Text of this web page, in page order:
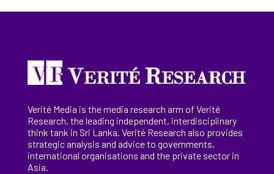
Verité Media is the media research arm of Verité
Research, theleading independent, interdisciplinary
think tank in Sri Lanka. Verité Research also provides
strategic analysis and advice to governments,
international organisations and the private sector in
Asia.